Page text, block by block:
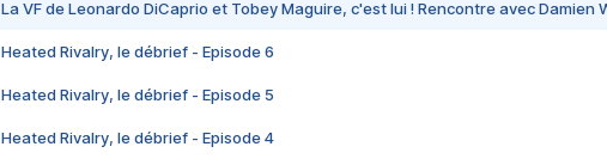
La VF de Leonardo DiCaprio et Tobey Maguire, c'est lui ! Rencontre avec Damien
Heated Rivalry, le débrief - Episode 6
Heated Rivalry, le débrief - Episode 5
Heated Rivalry, le débrief - Episode 4